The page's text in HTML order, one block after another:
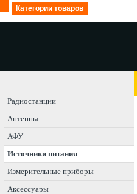
Категории товаров
Радиостанции
Антенны
АФУ
Источники питания
Измерительные приборы
Аксессуары